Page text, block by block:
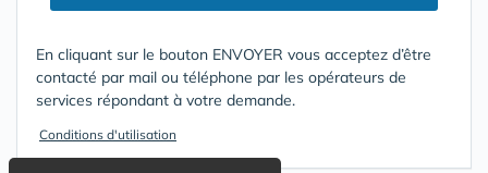
En cliquant sur le bouton ENVOYER vous acceptez d’être
contacté par mail ou téléphone par les opérateurs de
services répondant à votre demande.
Conditions d'utilisation